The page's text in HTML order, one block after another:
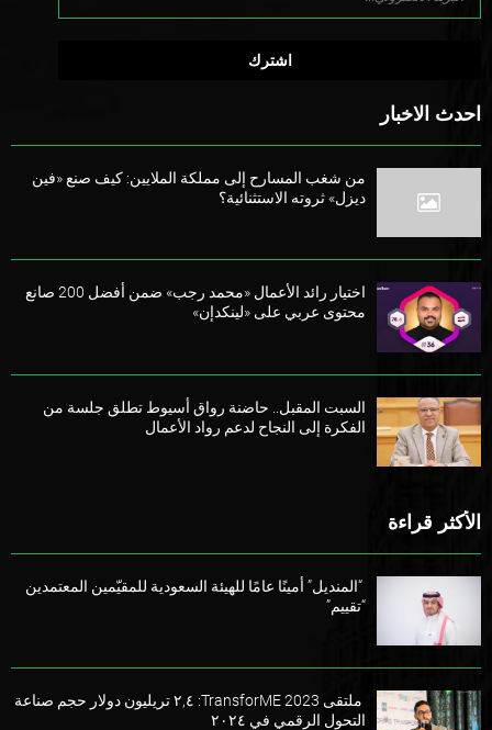
احدث الاخبار
من شغب المسارح إلى مملكة الملايين: كيف صنع «فين
ديزل» ثروته الاستثنائية؟
اختيار رائد الأعمال «محمد رجب» ضمن أفضل 200 صانع
محتوى عربي على «لينكدإن»
السبت المقبل.. حاضنة رواق أسيوط تطلق جلسة من
الفكرة إلى النجاح لدعم رواد الأعمال
الأكثر قراءة
“المنديل” أمينًا عامًا للهيئة السعودية للمقيّمين المعتمدين
“تقييم”
ملتقى TransforME 2023: ٢,٤ تريليون دولار حجم صناعة
التحول الرقمي في ٢٠٢٤